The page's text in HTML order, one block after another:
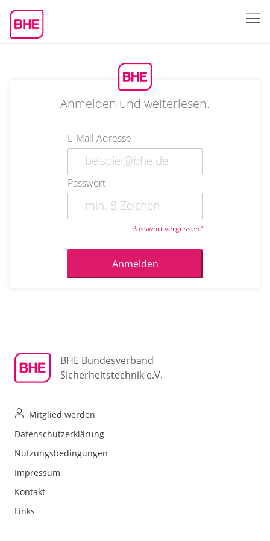
Anmelden und weiterlesen.
E-Mail Adresse
Passwort
Passwort vergessen?
Anmelden
BHE Bundesverband
Sicherheitstechnik e.V.
Mitglied werden
Datenschutzerklärung
Nutzungsbedingungen
Impressum
Kontakt
Links